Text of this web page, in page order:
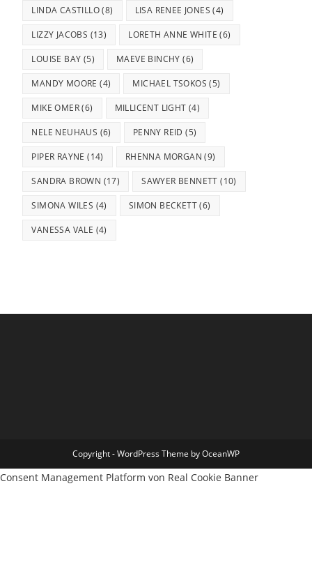
LINDA CASTILLO(8) LISA RENEE JONES (4)
LIZZY JACOBS (13) LORETH ANNE WHITE (6)
LOUISE BAY (5) MAEVE BINCHY (6)
MANDY MOORE (4) MICHAEL TSOKOS (5)
MIKE OMER(6) MILLICENT LIGHT (4)
NELE NEUHAUS (6) PENNY REID (5)
PIPER RAYNE (14) RHENNA MORGAN (9)
SANDRA BROWN (17) SAWYER BENNETT (10)
SIMONA WILES (4) SIMON BECKETT(6)
VANESSA VALE (4)
Copyright - WordPress Theme by OceanWP
Consent Management Platform von Real Cookie Banner